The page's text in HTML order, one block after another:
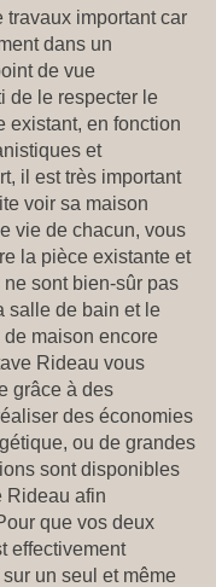
travaux important car
dans un
de vue
de le respecter le
existant, en fonction
et
il est très important
voir sa maison
vie de chacun, vous
la pièce existante et
sont bien-sûr pas
salle de bain et le
maison encore
Rideau vous
grâce à des
des économies
ou de grandes
sont disponibles
Rideau afin
que vos deux
effectivement
un seul et même